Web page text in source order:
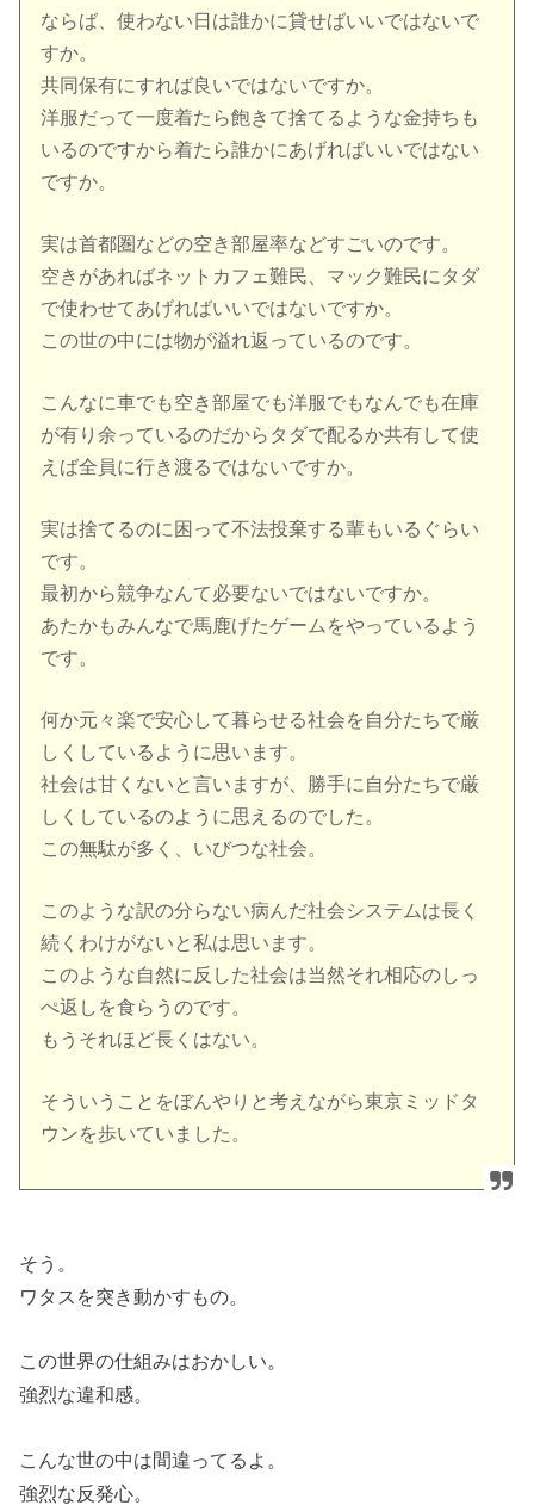
ならば、使わない日は誰かに貸せばいいではないで
すか。
共同保有にすれば良いではないですか。
洋服だって一度着たら飽きて捨てるような金持ちも
いるのですから着たら誰かにあげればいいではない
ですか。
実は首都圏などの空き部屋率などすごいのです。
空きがあればネットカフェ難民、マック難民にタダ
で使わせてあげればいいではないですか。
この世の中には物が溢れ返っているのです。
こんなに車でも空き部屋でも洋服でもなんでも在庫
が有り余っているのだからタダで配るか共有して使
えば全員に行き渡るではないですか。
実は捨てるのに困って不法投棄する輩もいるぐらい
です。
最初から競争なんて必要ないではないですか。
あたかもみんなで馬鹿げたゲームをやっているよう
です。
何か元々楽で安心して暮らせる社会を自分たちで厳
しくしているように思います。
社会は甘くないと言いますが、勝手に自分たちで厳
しくしているのように思えるのでした。
この無駄が多く、いびつな社会。
このような訳の分らない病んだ社会システムは長く
続くわけがないと私は思います。
このような自然に反した社会は当然それ相応のしっ
ぺ返しを食らうのです。
もうそれほど長くはない。
そういうことをぼんやりと考えながら東京ミッドタ
ウンを歩いていました。
そう。
ワタスを突き動かすもの。
この世界の仕組みはおかしい。
強烈な違和感。
こんな世の中は間違ってるよ。
強烈な反発心。